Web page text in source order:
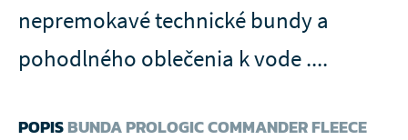
nepremokavé technické bundy a
pohodlného oblečenia k vode ....
POPISBUNDA PROLOGIC COMMANDER FLEECE